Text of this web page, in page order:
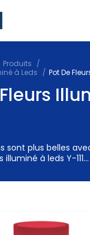
Produits
à Leds
Pot De
sont plus belles
à leds Y-111...